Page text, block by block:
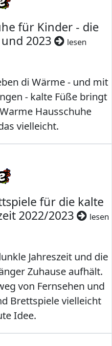
für Kinder - die
2023
lesen
di Wärme - und mit
- kalte Füße bringt
Hausschuhe
vielleicht.
für die kalte
2022/2023
lesen
Jahreszeit und die
Zuhause aufhält.
von Fernsehen und
Brettspiele vielleicht
Idee.